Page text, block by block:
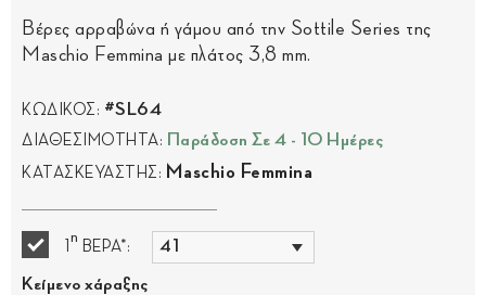
Βέρες αρραβώνα ή γάμου από την Sottile Series της
Maschio Femmina με πλάτος 3,8 mm.
ΚΩΔΙΚΟΣ: #SL64
ΔΙΑΘΕΣΙΜΟΤΗΤΑ: Παράδοση Σε 4 - 10 Ημέρες
ΚΑΤΑΣΚΕΥΑΣΤΗΣ: Maschio Femmina
η
ΒΕΡΑ*:
Κείμενο χάραξης